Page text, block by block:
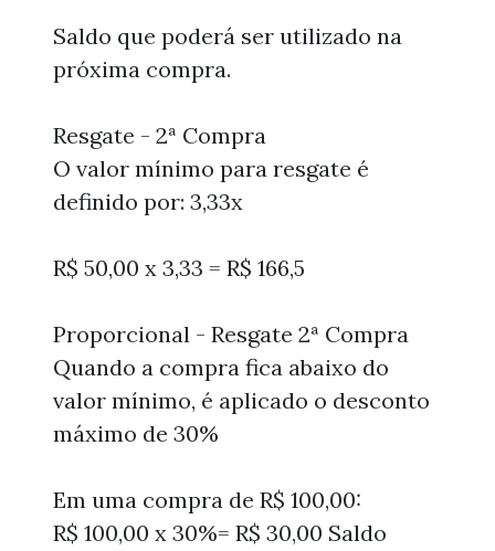
Saldo que poderá ser utilizado na
próxima compra.
Resgate - 2ª Compra
O valor mínimo para resgate é
definido por: 3,33x
R$ 50,00 x 3,33 = R$ 166,5
Proporcional - Resgate 2ª Compra
Quando a compra fica abaixo do
valor mínimo, é aplicado o desconto
máximo de 30%
Em uma compra de R$ 100,00:
R$ 100,00 x 30%= R$ 30,00 Saldo